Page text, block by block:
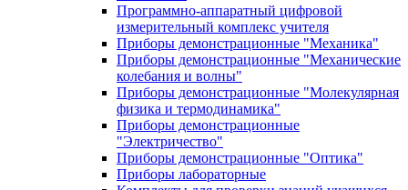
Программно-аппаратный цифровой
измерительный комплекс учителя
Приборы демонстрационные "Механика"
Приборы демонстрационные "Механические
колебания и волны"
Приборы демонстрационные "Молекулярная
физика и термодинамика"
Приборы демонстрационные
"Электричество"
Приборы демонстрационные "Оптика"
Приборы лабораторные